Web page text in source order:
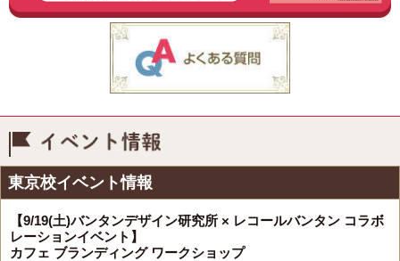
東京校イベント情報
【9/19(土)バンタンデザイン研究所 × レコールバンタン コラボ
レーションイベント】
カフェ ブランディング ワークショップ